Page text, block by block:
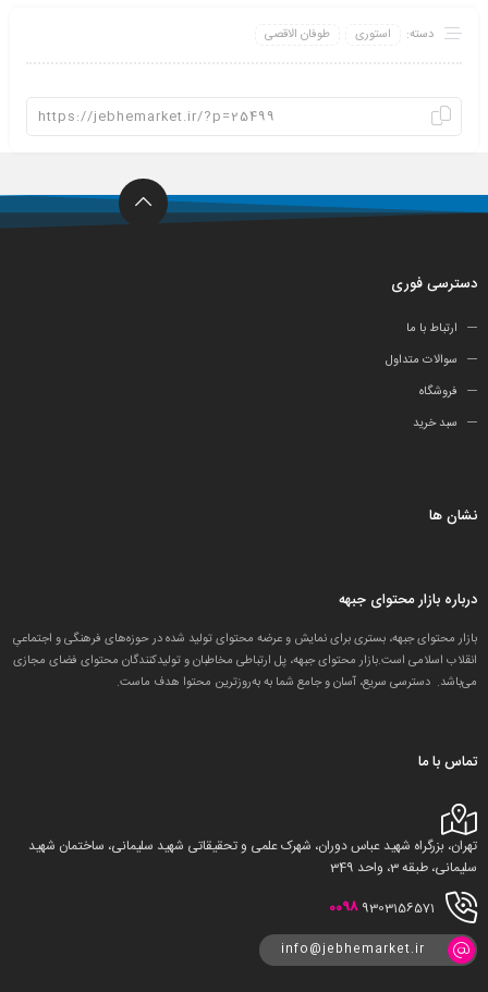
دسته: استوری طوفان الاقصی
دسترسی فوری
ارتباط با ما
سوالات متداول
فروشگاه
سبد خرید
نشان ها
درباره بازار محتوای جبهه
بازار محتوای جبهه، بستری برای نمایش و عرضه محتوای تولید شده در حوزه‌های فرهنگی و اجتماعیِ
انقلاب اسلامی است.بازار محتوای جبهه، پل ارتباطی مخاطبان و تولید‌کنندگان محتوای فضای مجازی
می‌باشد. دسترسی سریع، آسان و جامع شما به به‌روزترین محتوا هدف ماست.
تماس با ما
تهران، بزرگراه شهید عباس دوران، شهرک علمی و تحقیقاتی شهید سلیمانی، ساختمان شهید
سلیمانی، طبقه 3، واحد 349
0098 9303156571
info@jebhemarket.ir